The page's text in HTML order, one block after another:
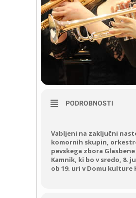
PODROBNOSTI
Vabljeni na zaključni
komornih skupin,
pevskega zbora
Kamnik, ki bo v sredo, 8.
ob 19. uri v Domu kulture